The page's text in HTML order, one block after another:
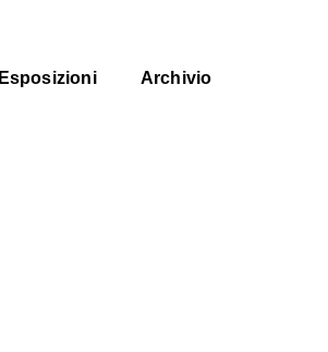
Esposizioni Archivio